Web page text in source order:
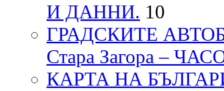
И ДАННИ. 10
ГРАДСКИТЕ
Стара Загора –
КАРТА НА